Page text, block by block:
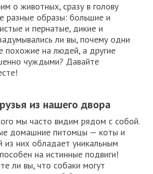
о животных, сразу в голову
разные образы: большие и
и пернатые, дикие и
ли вы, почему одни
похожие на людей, а другие
чуждыми? Давайте
из нашего двора
мы часто видим рядом с собой.
домашние питомцы — коты и
из них обладает уникальным
на истинные подвиги!
ли вы, что собаки могут